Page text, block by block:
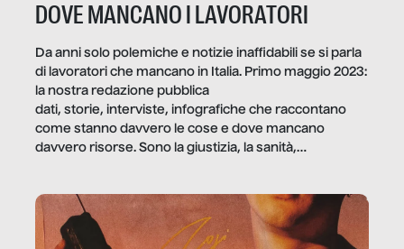
DOVE MANCANO I LAVORATORI
Da anni solo polemiche e notizie inaffidabili se si parla
di lavoratori che mancano in Italia. Primo maggio 2023:
la nostra redazione pubblica
dati, storie, interviste, infografiche che raccontano
come stanno davvero le cose e dove mancano
davvero risorse. Sono la giustizia, la sanità,